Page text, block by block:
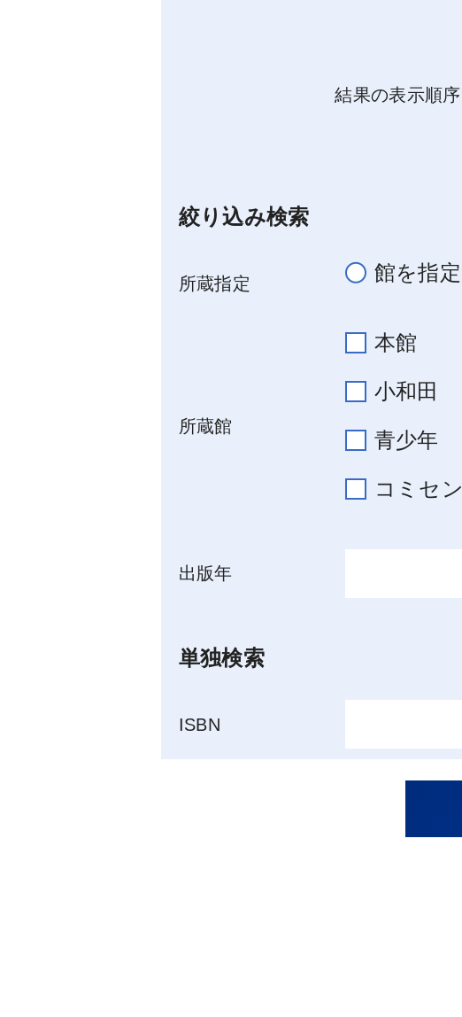
結果の表示順序
絞り込み検索
所蔵指定 館を指定
所蔵館
本館
小和田
青少年
コミセン
出版年
単独検索
ISBN